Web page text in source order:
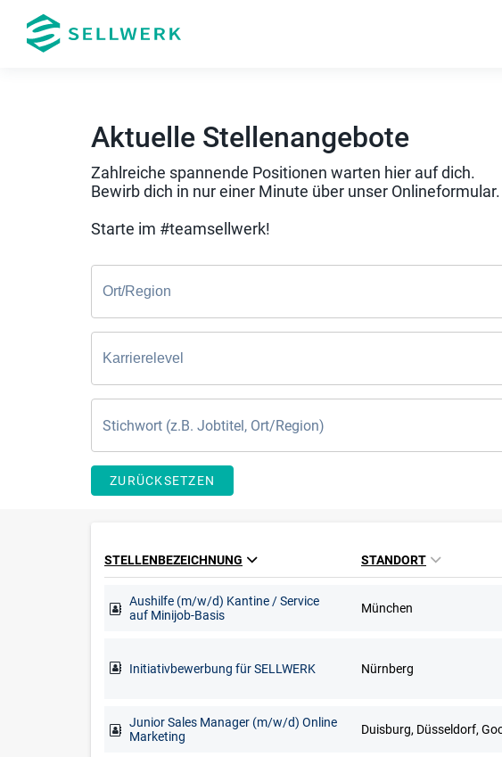
Aktuelle Stellenangebote
Zahlreiche spannende Positionen warten hier auf dich.
Bewirb dich in nur einer Minute über unser Onlineformular.
Starte im #teamsellwerk!
Ort/Region
Karrierelevel
ZURÜCKSETZEN
STELLENBEZEICHNUNG STANDORT
Aushilfe (m/w/d) Kantine / Service
auf Minijob-Basis
München
Initiativbewerbung für SELLWERK Nürnberg
Junior Sales Manager (m/w/d) Online
Marketing